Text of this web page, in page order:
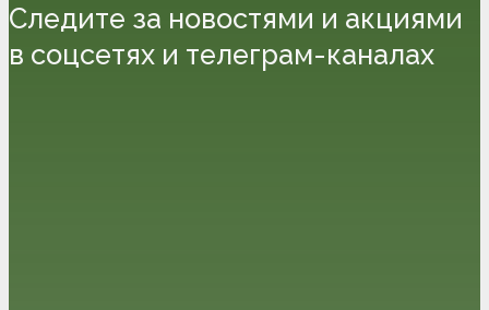
Следите за новостями и акциями
в соцсетях и телеграм-каналах